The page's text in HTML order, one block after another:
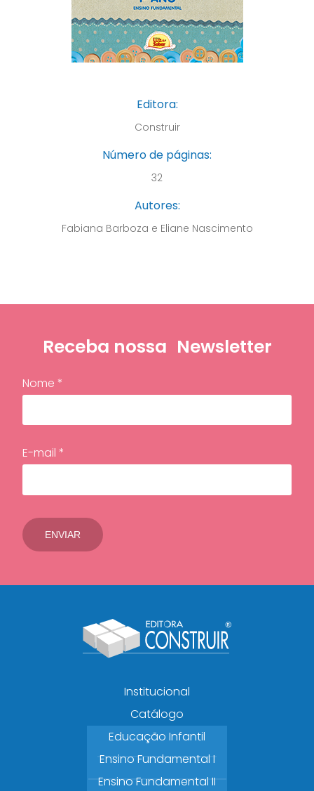
Editora:
Construir
Número de páginas:
32
Autores:
Fabiana Barboza e Eliane Nascimento
Receba nossa Newsletter
Nome *
E-mail *
Institucional
Catálogo
Educação Infantil
Ensino Fundamental I
Ensino Fundamental II